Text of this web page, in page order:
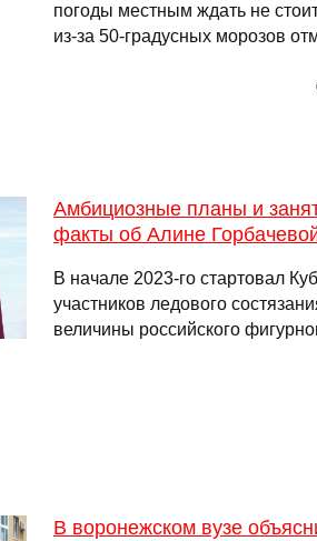
погоды местным ждать не
из-за 50-градусных морозов
Амбициозные планы и
факты об Алине
В начале 2023-го стартовал
участников ледового
величины российского
В воронежском вузе